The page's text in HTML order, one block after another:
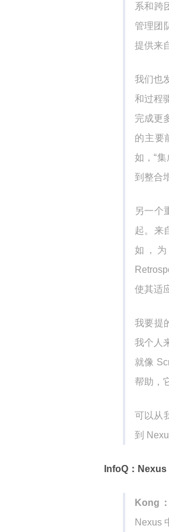
系和跨
管理团
提供来
我们也
和过程
完成更
的主要
如，“
到整合
另一个
起。来
如，
使其适
我要提
我个人
就像
帮助，
可以从
到
InfoQ：Nexus
Kong：
Nexus